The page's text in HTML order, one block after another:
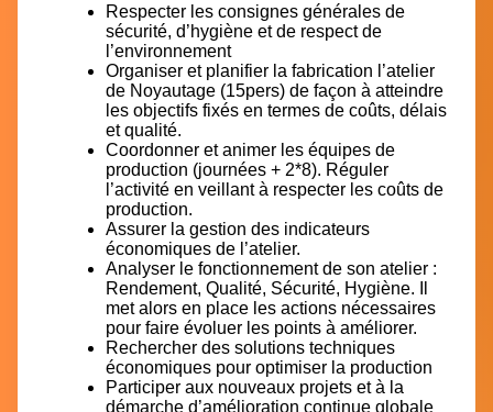
Respecter les consignes générales de
sécurité, d’hygiène et de respect de
l’environnement
Organiser et planifier la fabrication l’atelier
de Noyautage (15pers) de façon à atteindre
les objectifs fixés en termes de coûts, délais
et qualité.
Coordonner et animer les équipes de
production (journées + 2*8). Réguler
l’activité en veillant à respecter les coûts de
production.
Assurer la gestion des indicateurs
économiques de l’atelier.
Analyser le fonctionnement de son atelier :
Rendement, Qualité, Sécurité, Hygiène. Il
met alors en place les actions nécessaires
pour faire évoluer les points à améliorer.
Rechercher des solutions techniques
économiques pour optimiser la production
Participer aux nouveaux projets et à la
démarche d’amélioration continue globale